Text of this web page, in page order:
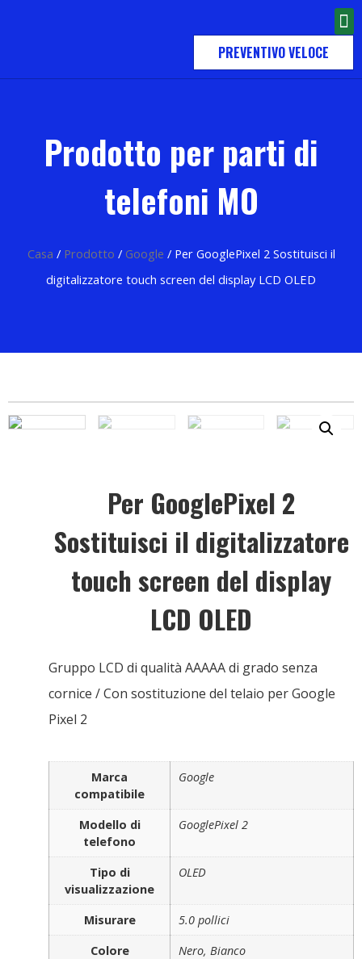
PREVENTIVO VELOCE
Prodotto per parti di
telefoni MO
Casa / Prodotto / Google / Per GooglePixel 2 Sostituisci il
digitalizzatore touch screen del display LCD OLED
Per GooglePixel 2
Sostituisci il digitalizzatore
touch screen del display
LCD OLED
Gruppo LCD di qualità AAAAA di grado senza
cornice / Con sostituzione del telaio per Google
Pixel 2
Marca
compatibile
Google
Modello di
telefono
GooglePixel 2
Tipo di
visualizzazione
OLED
Misurare
5.0 pollici
Colore
Nero, Bianco